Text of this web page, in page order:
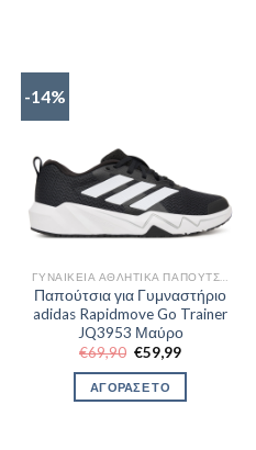
-14%
Παπούτσια για Γυμναστήριο
adidas Rapidmove Go Trainer
JQ3953 Μαύρο
€69,90 Original
price
was:
€69,90.
€59,99Η
τιμή
ΑΓΟΡΑΣΕ ΤΟ